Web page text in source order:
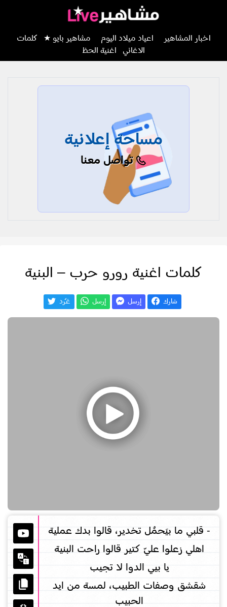
اخبار المشاهير اعياد ميلاد اليوم مشاهير بايو ★
كلمات
الاغاني
اغنية الحظ
مساحة إعلانية
تواصل معنا
كلمات اغنية رورو حرب – البنية
شارك إرسل إرسل غـّرد
- قلبي ما بيَحمُل تخدير، قالوا بدك عملية
اهلي زعلوا عليّ كتير قالوا راحت البنية
يا بيي الدوا لا تجيب
شقشق وصفات الطبيب، لمسة من ايد
الحبيب